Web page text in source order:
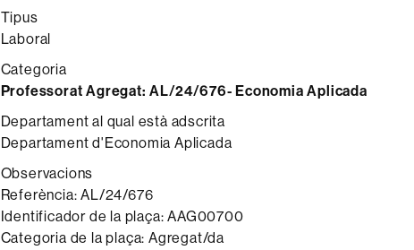
Tipus
Laboral
Categoria
Professorat Agregat:AL/24/676- Economia Aplicada
Departament al qual està adscrita
Departament d'Economia Aplicada
Observacions
Referència: AL/24/676
Identificador de la plaça: AAG00700
Categoria de la plaça: Agregat/da